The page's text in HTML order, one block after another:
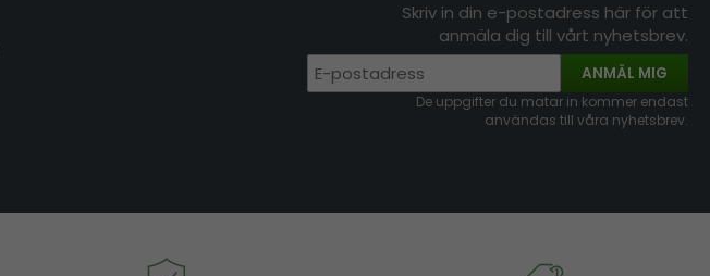
Skriv in din e-postadress här för att
anmäla dig till vårt nyhetsbrev.
ANMÄL MIG
De uppgifter du matar in kommer endast
användas till våra nyhetsbrev.